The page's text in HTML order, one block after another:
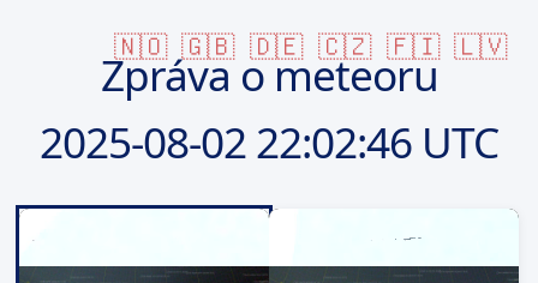
🇳🇴 🇬🇧 🇩🇪 🇨🇿 🇫🇮 🇱🇻
Zpráva o meteoru
2025-08-0222:02:46 UTC